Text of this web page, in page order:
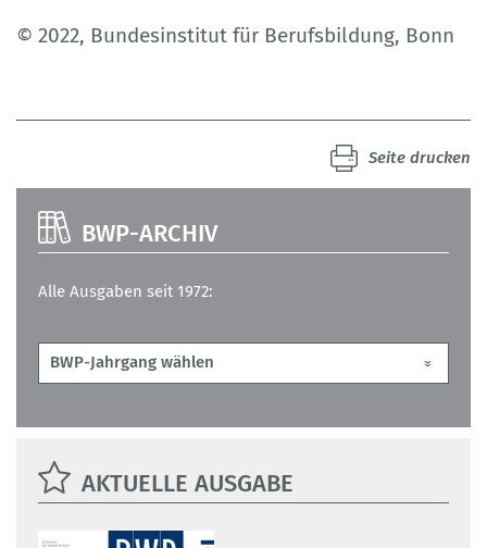
© 2022, Bundesinstitut für Berufsbildung, Bonn
Seite drucken
BWP-ARCHIV
Alle Ausgaben seit 1972:
AKTUELLE AUSGABE